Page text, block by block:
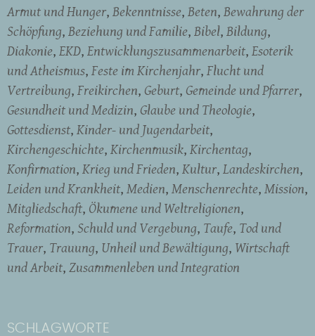
Armut und Hunger Bekenntnisse Beten Bewahrung der
Schöpfung Beziehung und Familie Bibel Bildung
Diakonie EKD Entwicklungszusammenarbeit Esoterik
und Atheismus Feste im Kirchenjahr Flucht und
Vertreibung Freikirchen Geburt Gemeinde und Pfarrer
Gesundheit und Medizin Glaube und Theologie
Gottesdienst Kinder- und Jugendarbeit
Kirchengeschichte Kirchenmusik Kirchentag
Konfirmation Krieg und Frieden Kultur Landeskirchen
Leiden und Krankheit Medien Menschenrechte Mission
Mitgliedschaft Ökumene und Weltreligionen
Reformation Schuld und Vergebung Taufe Tod und
Trauer Trauung Unheil und Bewältigung Wirtschaft
und Arbeit Zusammenleben und Integration
SCHLAGWORTE